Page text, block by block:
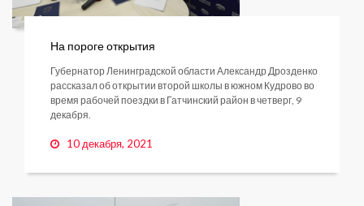
На пороге открытия
Губернатор Ленинградской области Александр Дрозденко
рассказал об открытии второй школы в южном Кудрово во
время рабочей поездки в Гатчинский район в четверг, 9
декабря.
10 декабря, 2021